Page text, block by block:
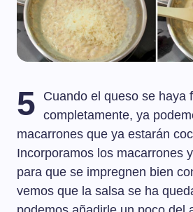
5
Cuando el queso se haya
completamente, ya
macarrones que ya estarán
Incorporamos los macarrones
para que se impregnen bien
vemos que la salsa se ha